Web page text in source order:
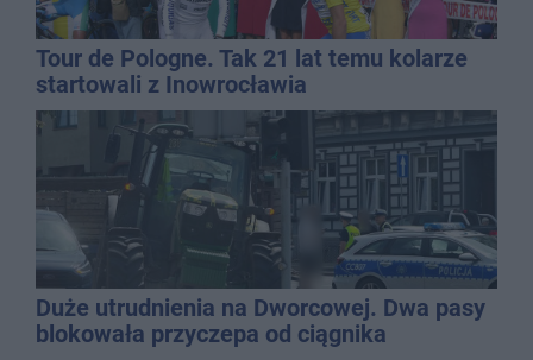
Tour de Pologne. Tak 21 lat temu kolarze
startowali z Inowrocławia
Duże utrudnienia na Dworcowej. Dwa pasy
blokowała przyczepa od ciągnika